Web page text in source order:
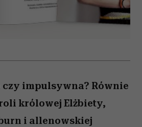
impulsywna? Równie
królowej Elżbiety,
i allenowskiej